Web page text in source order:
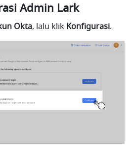
Admin Lark
Okta, lalu klik Konfigurasi.